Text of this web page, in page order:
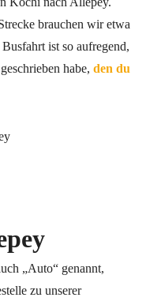
brauchen wir etwa
ist so aufregend,
habe, den du
„Auto“ genannt,
zu unserer